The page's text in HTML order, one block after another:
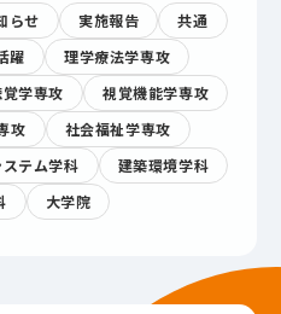
らせ 実施報告
共通
躍
理学療法学専攻
学専攻
視覚機能学専攻
攻
社会福祉学専攻
テム学科
建築環境学科
大学院